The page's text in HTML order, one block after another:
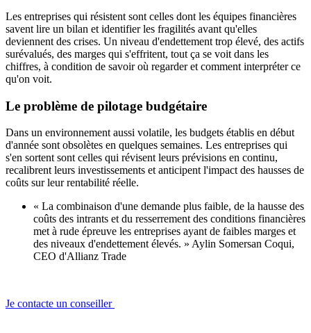
Les entreprises qui résistent sont celles dont les équipes financières
savent lire un bilan et identifier les fragilités avant qu'elles
deviennent des crises. Un niveau d'endettement trop élevé, des actifs
surévalués, des marges qui s'effritent, tout ça se voit dans les
chiffres, à condition de savoir où regarder et comment interpréter ce
qu'on voit.
Le problème de pilotage budgétaire
Dans un environnement aussi volatile, les budgets établis en début
d'année sont obsolètes en quelques semaines. Les entreprises qui
s'en sortent sont celles qui révisent leurs prévisions en continu,
recalibrent leurs investissements et anticipent l'impact des hausses de
coûts sur leur rentabilité réelle.
« La combinaison d'une demande plus faible, de la hausse des
coûts des intrants et du resserrement des conditions financières
met à rude épreuve les entreprises ayant de faibles marges et
des niveaux d'endettement élevés. » Aylin Somersan Coqui,
CEO d'Allianz Trade
Je contacte un conseiller